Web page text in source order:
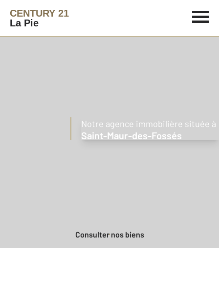
CENTURY 21
La Pie
Notre agence immobilière située à
Saint-Maur-des-Fossés
Consulter nos biens